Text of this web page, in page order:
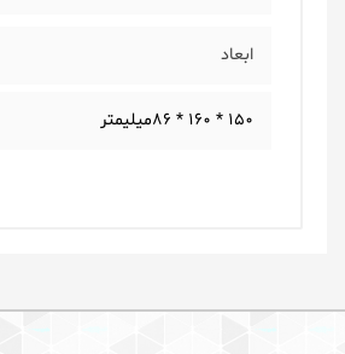
ابعاد
150 * 160 * 86میلیمتر